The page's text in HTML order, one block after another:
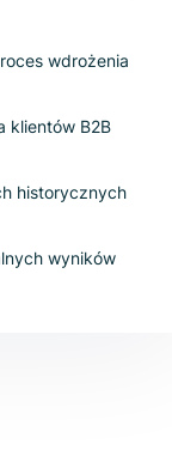
wdrożenia
klientów B2B
historycznych
wyników